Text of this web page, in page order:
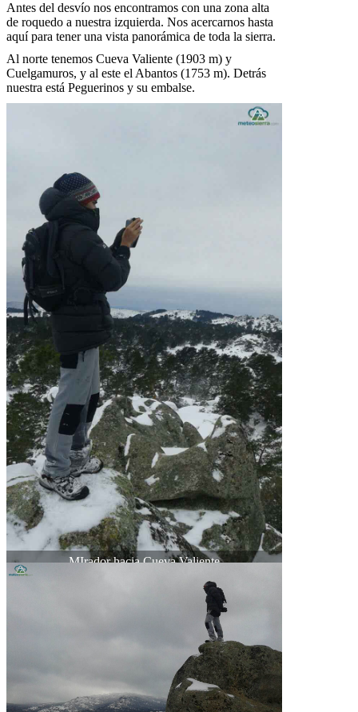
Antes del desvío nos encontramos con una zona alta
de roquedo a nuestra izquierda. Nos acercarnos hasta
aquí para tener una vista panorámica de toda la sierra.
Al norte tenemos Cueva Valiente (1903 m) y
Cuelgamuros, y al este el Abantos (1753 m). Detrás
nuestra está Peguerinos y su embalse.
MIrador hacia Cueva Valiente